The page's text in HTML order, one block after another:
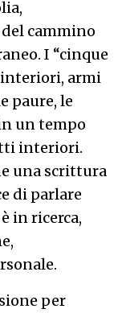
cammino
I “cinque
armi
paure, le
un tempo
interiori.
una scrittura
di parlare
in ricerca,
per